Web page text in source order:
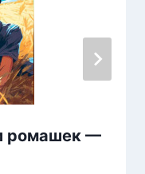
ромашек —